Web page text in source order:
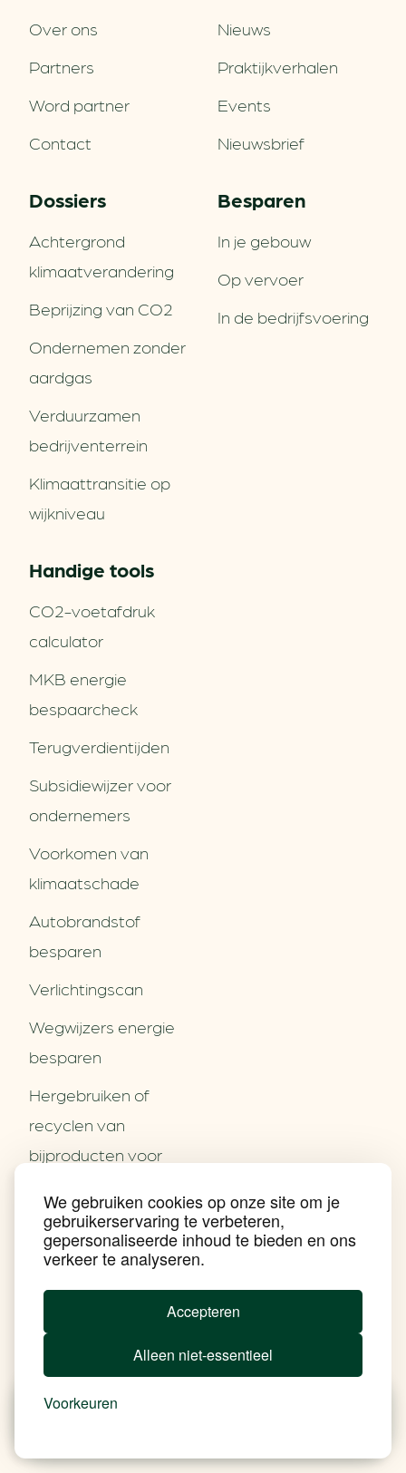
We gebruiken cookies op onze site om je
gebruikerservaring te verbeteren,
gepersonaliseerde inhoud te bieden en ons
verkeer te analyseren.
Accepteren
Alleen niet-essentieel
Voorkeuren
Partners
Contact
Nieuws
Praktijkverhalen
Events
Nieuwsbrief
Achtergrond klimaatverandering
Beprijzing van CO2
Verduurzamen bedrijventerrein
Over ons
Partners
Word partner
Contact
Nieuws
Praktijkverhalen
Events
Nieuwsbrief
Dossiers
Achtergrond
klimaatverandering
Beprijzing van CO2
Ondernemen zonder
aardgas
Verduurzamen
bedrijventerrein
Klimaattransitie op
wijkniveau
Besparen
In je gebouw
Op vervoer
In de bedrijfsvoering
Handige tools
CO2-voetafdruk
calculator
MKB energie
bespaarcheck
Terugverdien­tijden
Subsidiewijzer voor
ondernemers
Voorkomen van
klimaatschade
Autobrandstof
besparen
Verlichtingscan
Wegwijzers energie
besparen
Hergebruiken of
recyclen van
bijproducten voor
Energie besparen op
uw PC
Privacy & Disclaimer